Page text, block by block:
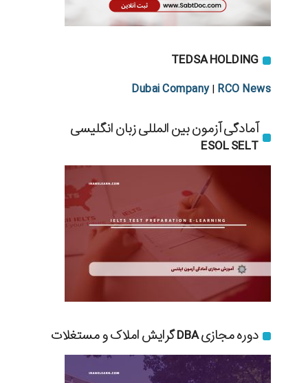
TEDSA HOLDING
Dubai Company| RCO News
آمادگی آزمون بین المللی زبان انگلیسی
ESOL SELT
دوره مجازی DBA گرایش املاک و مستغلات